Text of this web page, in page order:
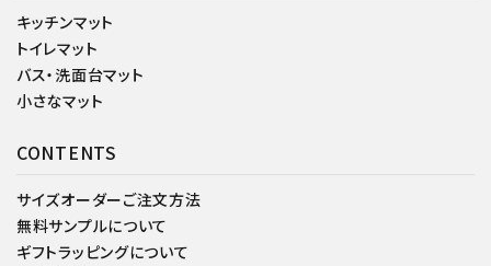
キッチンマット
トイレマット
バス・洗面台マット
小さなマット
CONTENTS
サイズオーダーご注文方法
無料サンプルについて
ギフトラッピングについて